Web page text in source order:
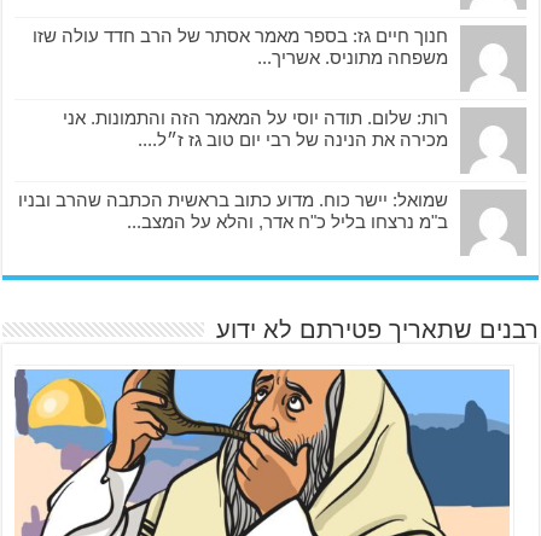
חנוך חיים גז: בספר מאמר אסתר של הרב חדד עולה שזו
משפחה מתוניס. אשריך...
רות: שלום. תודה יוסי על המאמר הזה והתמונות. אני
מכירה את הנינה של רבי יום טוב גז ז״ל....
שמואל: יישר כוח. מדוע כתוב בראשית הכתבה שהרב ובניו
ב"מ נרצחו בליל כ"ח אדר, והלא על המצב...
רבנים שתאריך פטירתם לא ידוע